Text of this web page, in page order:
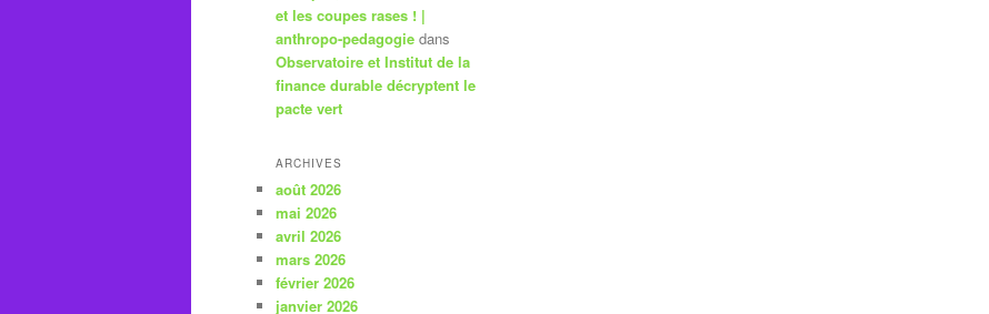
et les coupes rases ! |
anthropo-pedagogie dans
Observatoire et Institut de la
finance durable décryptent le
pacte vert
ARCHIVES
août 2026
mai 2026
avril 2026
mars 2026
février 2026
janvier 2026